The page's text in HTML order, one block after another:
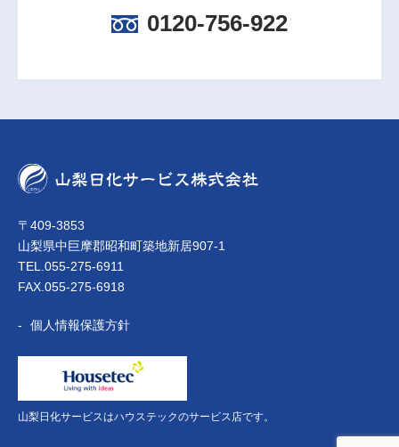
0120-756-922
〒409-3853
山梨県中巨摩郡昭和町築地新居907-1
TEL.055-275-6911
FAX.055-275-6918
個人情報保護方針
山梨日化サービスはハウステックのサービス店です。